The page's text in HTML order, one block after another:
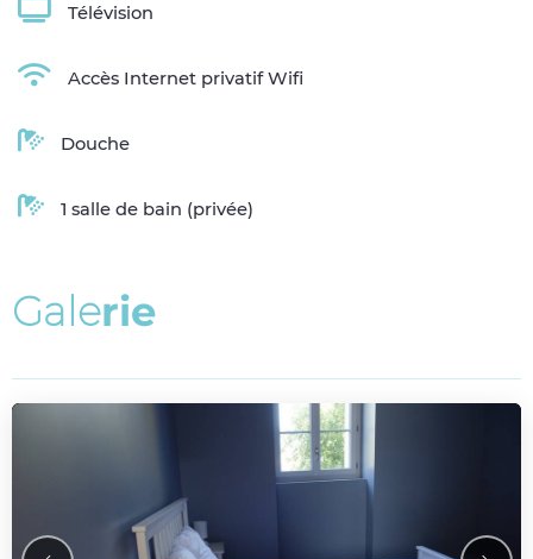
Télévision
Accès Internet privatif Wifi
Douche
1 salle de bain (privée)
Galerie